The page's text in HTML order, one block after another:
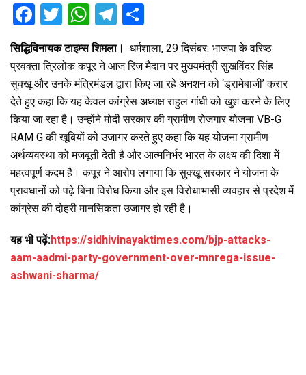
F
a
ce
b
o
o
k
T
tt
er
W
h
at
s
A
p
p
T
e
gr
a
m
ar
e
सिद्धिविनायक टाइम्स शिमला। धर्मशाला, 29 दिसंबर: भाजपा के वरिष्ठ
प्रवक्ता त्रिलोक कपूर ने आज रिज मैदान पर मुख्यमंत्री सुखविंदर सिंह
सुक्खू और उनके मंत्रिमंडल द्वारा किए जा रहे अनशन को ‘ड्रामेबाजी’ करार
देते हुए कहा कि यह केवल कांग्रेस अध्यक्ष राहुल गांधी को खुश करने के लिए
किया जा रहा है। उन्होंने मोदी सरकार की ग्रामीण रोजगार योजना VB-G
RAM G की खूबियों को उजागर करते हुए कहा कि यह योजना ग्रामीण
अर्थव्यवस्था को मजबूती देती है और आत्मनिर्भर भारत के लक्ष्य की दिशा में
महत्वपूर्ण कदम है। कपूर ने आरोप लगाया कि सुक्खू सरकार ने योजना के
प्रावधानों को पढ़े बिना विरोध किया और इस विरोधाभासी व्यवहार से प्रदेश में
कांग्रेस की दोहरी मानसिकता उजागर हो रही है।
यह भी पढ़ें:https://sidhivinayaktimes.com/bjp-attacks-
aam-aadmi-party-government-over-mnrega-issue-
ashwani-sharma/